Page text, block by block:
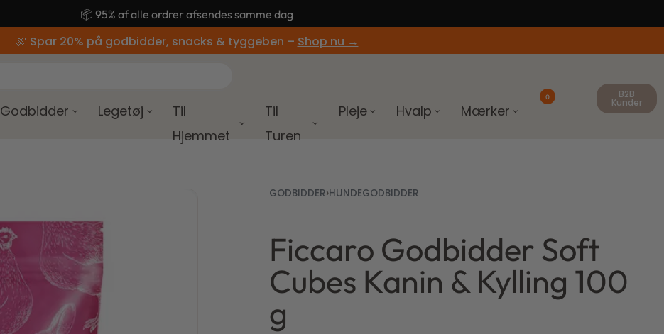
🚚 Gratis fragt ved køb over 499,-
🍖 Spar 20% på godbidder, snacks & tyggeben – Shop nu →
Godbidder Legetøj
Til
Hjemmet
Til
Turen
Pleje Hvalp Mærker
0 B2B
Kunder
GODBIDDER›HUNDEGODBIDDER
39,00kr.31,20kr.
35,00kr.28,00kr.
Ficcaro Godbidder Soft
Cubes Kanin & Kylling 100
g